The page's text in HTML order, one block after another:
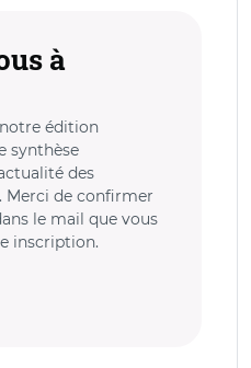
à
édition
synthèse
des
Merci de confirmer
le mail que vous
inscription.